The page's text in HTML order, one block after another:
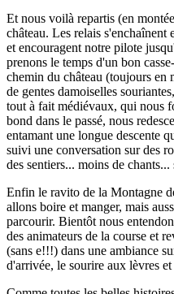
Et nous voilà repartis (en
château. Les relais s'enchaînent
et encouragent notre pilote
prenons le temps d'un bon
chemin du château (toujours en
de gentes damoiselles
tout à fait médiévaux, qui nous
bond dans le passé, nous
entamant une longue descente
suivi une conversation sur des
des sentiers... moins de
Enfin le ravito de la Montagne
allons boire et manger, mais
parcourir. Bientôt nous
des animateurs de la course et
(sans e!!!) dans une ambiance
d'arrivée, le sourire aux lèvres